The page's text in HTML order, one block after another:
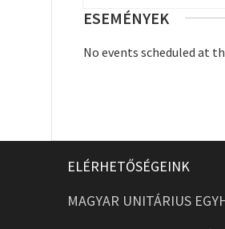
ESEMÉNYEK
No events scheduled at
ELÉRHETŐSÉGEINK
MAGYAR UNITÁRIUS